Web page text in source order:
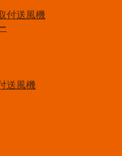
送風機